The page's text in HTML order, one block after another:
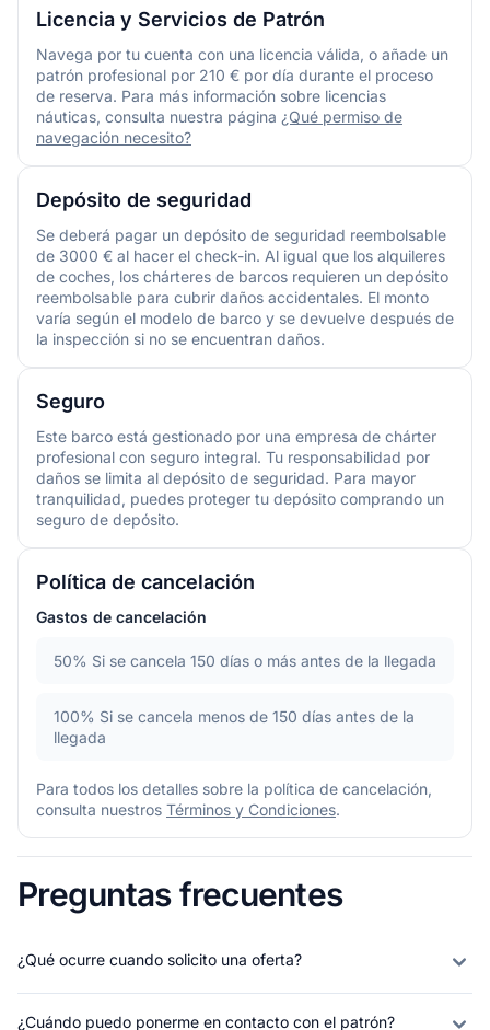
Licencia y Servicios de Patrón
Navega por tu cuenta con una licencia válida, o añade un
patrón profesional por 210 € por día durante el proceso
de reserva. Para más información sobre licencias
náuticas, consulta nuestra página ¿Qué permiso de
navegación necesito?
Depósito de seguridad
Se deberá pagar un depósito de seguridad reembolsable
de 3000 € al hacer el check-in. Al igual que los alquileres
de coches, los chárteres de barcos requieren un depósito
reembolsable para cubrir daños accidentales. El monto
varía según el modelo de barco y se devuelve después de
la inspección si no se encuentran daños.
Seguro
Este barco está gestionado por una empresa de chárter
profesional con seguro integral. Tu responsabilidad por
daños se limita al depósito de seguridad. Para mayor
tranquilidad, puedes proteger tu depósito comprando un
seguro de depósito.
Política de cancelación
Gastos de cancelación
50% Si se cancela 150 días o más antes de la llegada
100% Si se cancela menos de 150 días antes de la
llegada
Para todos los detalles sobre la política de cancelación,
consulta nuestros Términos y Condiciones.
Preguntas frecuentes
¿Qué ocurre cuando solicito una oferta?
¿Cuándo puedo ponerme en contacto con el patrón?